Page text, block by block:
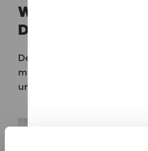
WIE
DESIGNKAMIN
Designkamine werden wie
mit Scheitholz geheizt: Holz
und Wärme genießen.